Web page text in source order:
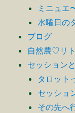
ミニュ
水曜日の
ブログ
自然農♡リ
セッション
タロット
セッショ
その先へ